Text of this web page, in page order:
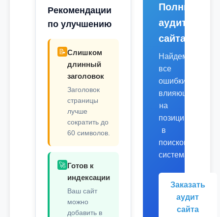
Рекомендации
по улучшению
📝 Слишком
длинный
заголовок
Заголовок
страницы
лучше
сократить до
60 символов.
🚀 Готов к
индексации
Ваш сайт
можно
добавить в
Полный
аудит
сайта
Найдем
все
ошибки,
влияющие
на
позиции
в
поисковых
системах.
Заказать
аудит
сайта